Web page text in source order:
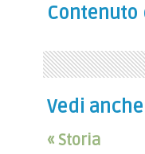
Vedi
« Storia